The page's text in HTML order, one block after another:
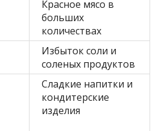
Красное мясо в
больших
количествах
Избыток соли и
соленых продуктов
Сладкие напитки и
кондитерские
изделия